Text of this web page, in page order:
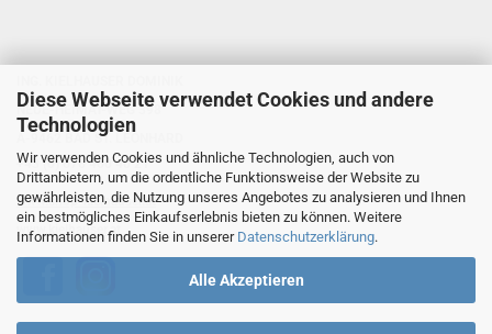
Diese Webseite verwendet Cookies und andere
Technologien
Wir verwenden Cookies und ähnliche Technologien, auch von
Drittanbietern, um die ordentliche Funktionsweise der Website zu
gewährleisten, die Nutzung unseres Angebotes zu analysieren und Ihnen
ein bestmögliches Einkaufserlebnis bieten zu können. Weitere
Informationen finden Sie in unserer Datenschutzerklärung.
Alle Akzeptieren
NEUE-HEIMAT-WEG 398
A-9462 BAD ST. LEONHARD
+43 (0) 676 460 40 21
www.shop-kielhauser.at
www.kielhauser.at